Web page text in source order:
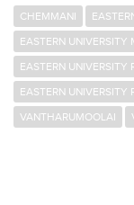
CHEMMANI
EASTERN UNIVERSITY
EASTERN UNIVERSITY
EASTERN
VANTHARUMOOLAI